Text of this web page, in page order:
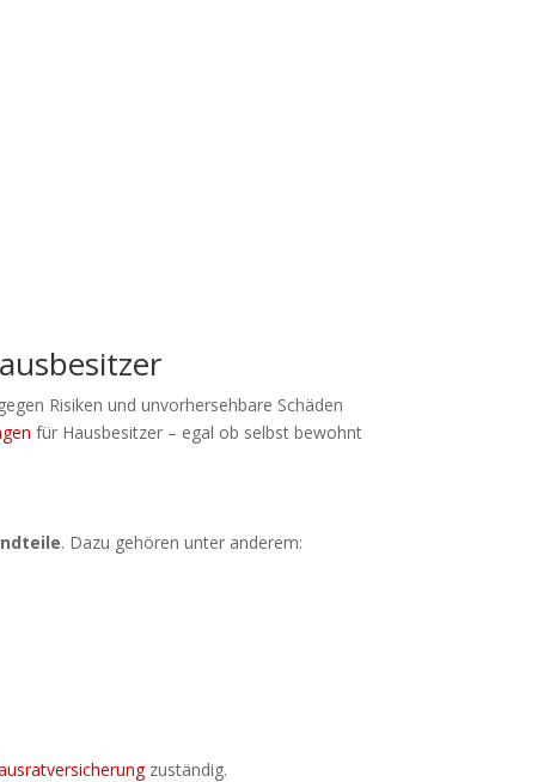
Risiken und unvorhersehbare Schäden
für Hausbesitzer – egal ob selbst bewohnt
. Dazu gehören unter anderem:
zuständig.